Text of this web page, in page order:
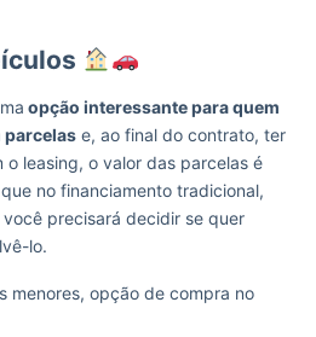
opção interessante para quem
parcelas e, ao final do contrato, ter
leasing, o valor das parcelas é
no financiamento tradicional,
precisará decidir se quer
lo.
menores, opção de compra no